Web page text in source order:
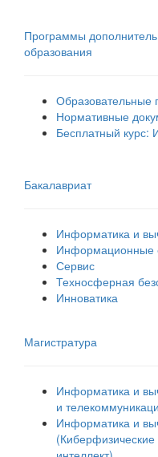
Программы
образования
Образовательные
Нормативные
Бесплатный курс:
Бакалавриат
Информатика и
Информационные
Сервис
Техносферная
Инноватика
Магистратура
Информатика и
и
Информатика и